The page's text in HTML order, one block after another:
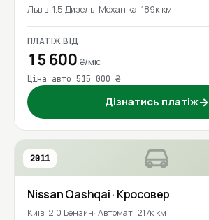
Львів 1.5 Дизель Механіка 189к км
ПЛАТІЖ ВІД
15 600 ₴/міс
Ціна авто 515 000 ₴
Дізнатись платіж→
2011
NissanQashqai· Кросовер
Київ 2.0 Бензин Автомат 217к км